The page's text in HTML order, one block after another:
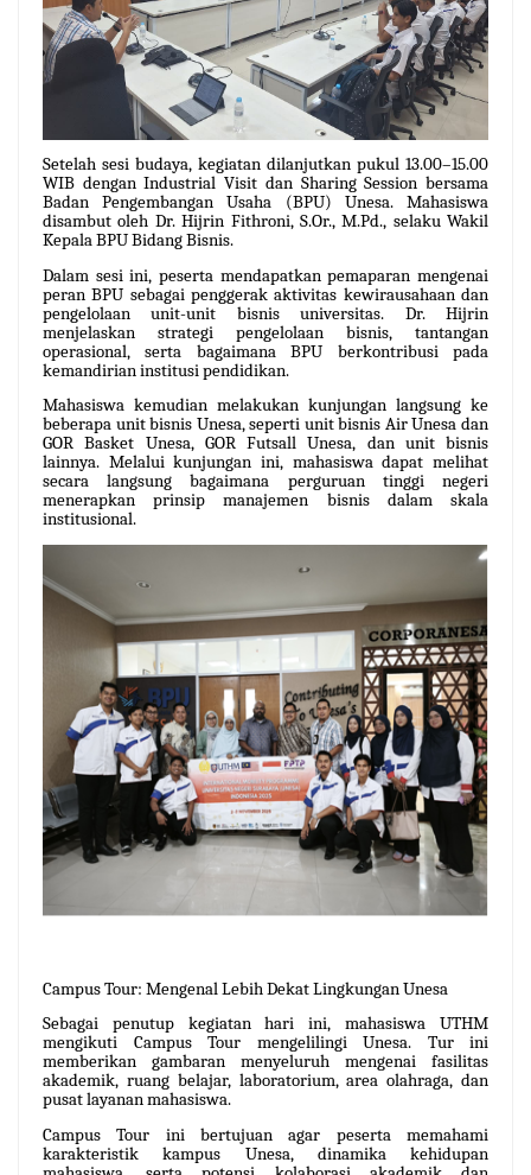
Setelah sesi budaya, kegiatan dilanjutkan pukul 13.00–15.00
WIB dengan Industrial Visit dan Sharing Session bersama
Badan Pengembangan Usaha (BPU) Unesa. Mahasiswa
disambut oleh Dr. Hijrin Fithroni, S.Or., M.Pd., selaku Wakil
Kepala BPU Bidang Bisnis.
Dalam sesi ini, peserta mendapatkan pemaparan mengenai
peran BPU sebagai penggerak aktivitas kewirausahaan dan
pengelolaan unit-unit bisnis universitas. Dr. Hijrin
menjelaskan strategi pengelolaan bisnis, tantangan
operasional, serta bagaimana BPU berkontribusi pada
kemandirian institusi pendidikan.
Mahasiswa kemudian melakukan kunjungan langsung ke
beberapa unit bisnis Unesa, seperti unit bisnis Air Unesa dan
GOR Basket Unesa, GOR Futsall Unesa, dan unit bisnis
lainnya. Melalui kunjungan ini, mahasiswa dapat melihat
secara langsung bagaimana perguruan tinggi negeri
menerapkan prinsip manajemen bisnis dalam skala
institusional.
Campus Tour: Mengenal Lebih Dekat Lingkungan Unesa
Sebagai penutup kegiatan hari ini, mahasiswa UTHM
mengikuti Campus Tour mengelilingi Unesa. Tur ini
memberikan gambaran menyeluruh mengenai fasilitas
akademik, ruang belajar, laboratorium, area olahraga, dan
pusat layanan mahasiswa.
Campus Tour ini bertujuan agar peserta memahami
karakteristik kampus Unesa, dinamika kehidupan